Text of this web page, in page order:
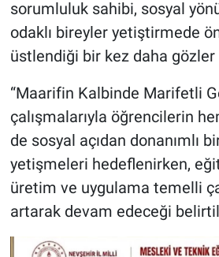
sorumluluk sahibi, sosyal
odaklı bireyler yetiştirmede
üstlendiği bir kez daha
“Maarifin Kalbinde Marifetli
çalışmalarıyla öğrencilerin
de sosyal açıdan donanımlı
yetişmeleri hedeflenirken,
üretim ve uygulama temelli
artarak devam edeceği